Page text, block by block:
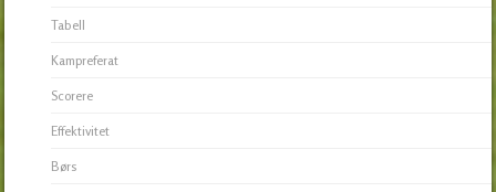
Tabell
Kampreferat
Scorere
Effektivitet
Børs